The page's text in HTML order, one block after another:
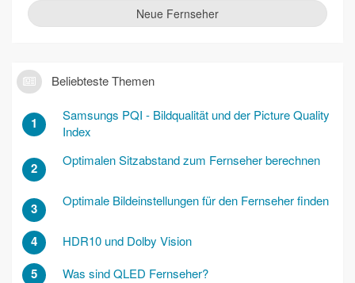
Neue Fernseher
Beliebteste Themen
1
Samsungs PQI - Bildqualität und der Picture Quality
Index
2 Optimalen Sitzabstand zum Fernseher berechnen
3 Optimale Bildeinstellungen für den Fernseher finden
4 HDR10 und Dolby Vision
5 Was sind QLED Fernseher?